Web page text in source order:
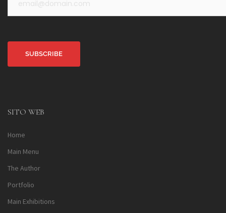
SITO WEB
Home
Main Menu
The Author
Portfolio
Main Exhibitions